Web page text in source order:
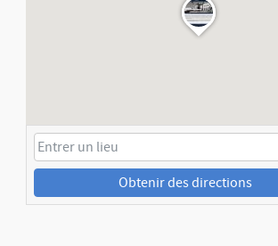
Obtenir des directions